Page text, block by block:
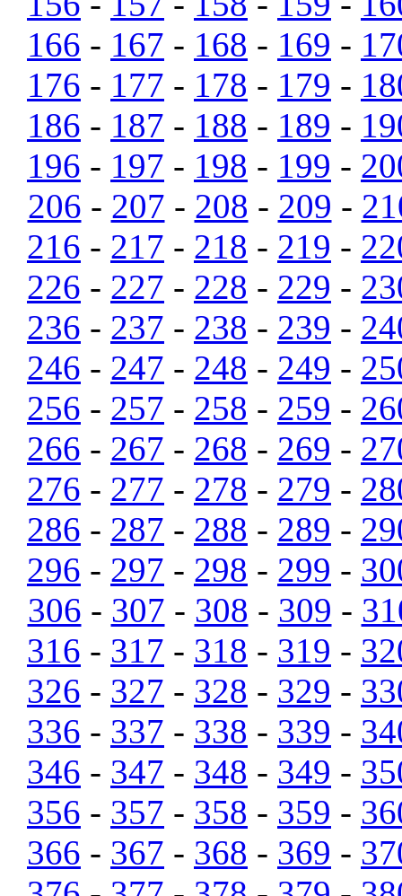
166 - 167 - 168 - 169 -
176 - 177 - 178 - 179 -
186 - 187 - 188 - 189 -
196 - 197 - 198 - 199 -
206 - 207 - 208 - 209 -
216 - 217 - 218 - 219 -
226 - 227 - 228 - 229 -
236 - 237 - 238 - 239 -
246 - 247 - 248 - 249 -
256 - 257 - 258 - 259 -
266 - 267 - 268 - 269 -
276 - 277 - 278 - 279 -
286 - 287 - 288 - 289 -
296 - 297 - 298 - 299 -
306 - 307 - 308 - 309 -
316 - 317 - 318 - 319 -
326 - 327 - 328 - 329 -
336 - 337 - 338 - 339 -
346 - 347 - 348 - 349 -
356 - 357 - 358 - 359 -
366 - 367 - 368 - 369 -